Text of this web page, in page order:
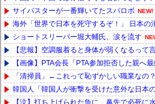
サイバスターが一番輝いてたスパロボ NEW!
海外「世界で日本を死守するぞ！」 日本の
ショートスリーパー堀大輔氏、涙を流す
【悲報】空調服着ると身体が弱くなるって
【画像】PTA会長「PTA参加拒否した親へ
「清掃員」←これって恥ずかしい職業なの？
韓国人「韓国人が衝撃を受けた意外な日本
【泣】打ち上げられた魚に、鼻先で必死に